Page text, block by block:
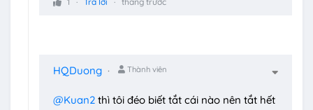
HQDuong Thành viên
@Kuan2 thì tôi đéo biết tắt cái nào nên tắt hết